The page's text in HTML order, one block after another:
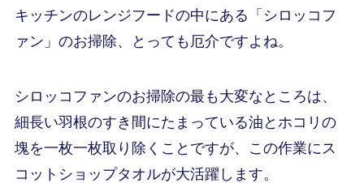
キッチンのレンジフードの中にある「シロッコフ
ァン」のお掃除、とっても厄介ですよね。
シロッコファンのお掃除の最も大変なところは、
細長い羽根のすき間にたまっている油とホコリの
塊を一枚一枚取り除くことですが、この作業にス
コットショップタオルが大活躍します。